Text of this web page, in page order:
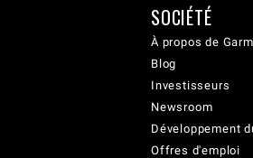
SOCIÉTÉ
À propos de
Blog
Investisseurs
Newsroom
Développement
Offres d'emploi